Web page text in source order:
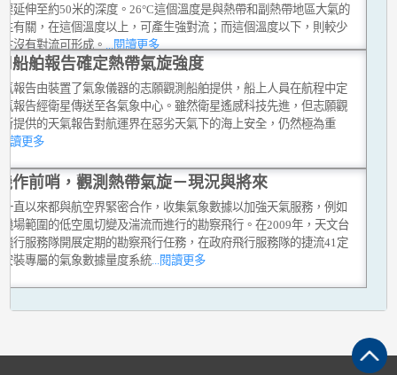
延伸至約50米的深度。26°C這個溫度是與熱帶和副熱帶地區大氣的
有關，在這個溫度以上，可產生強對流；而這個溫度以下，則較少
沒有對流可形成。...閱讀更多
船舶報告確定熱帶氣旋強度
報告由裝置了氣象儀器的志願觀測船舶提供，船上人員在航程中定
報告經衛星傳送至各氣象中心。雖然衛星遙感科技先進，但志願觀
提供的天氣報告對航運界在惡劣天氣下的海上安全，仍然極為重
讀更多
作前哨，觀測熱帶氣旋－現況與將來
直以來都與航空界緊密合作，收集氣象數據以加強天氣服務，例如
場範圍的低空風切變及湍流而進行的勘察飛行。在2009年，天文台
行服務隊開展定期的勘察飛行任務，在政府飛行服務隊的捷流41定
裝專屬的氣象數據量度系統...閱讀更多